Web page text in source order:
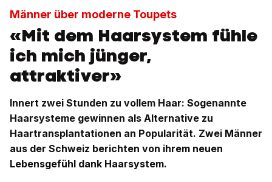
Männer über moderne Toupets
«Mit dem Haarsystem fühle
ich mich jünger,
attraktiver»
Innert zwei Stunden zu vollem Haar: Sogenannte
Haarsysteme gewinnen als Alternative zu
Haartransplantationen an Popularität. Zwei Männer
aus der Schweiz berichten von ihrem neuen
Lebensgefühl dank Haarsystem.